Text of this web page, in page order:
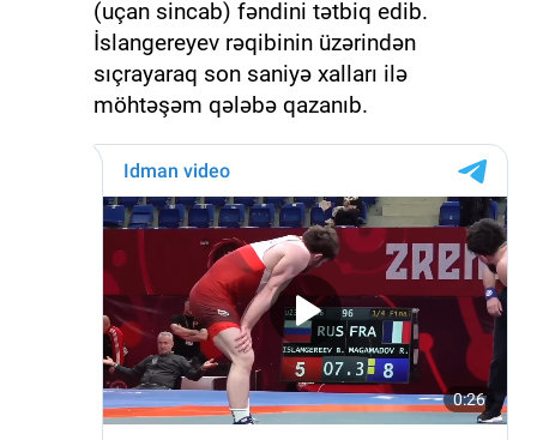
(uçan sincab) fəndini tətbiq edib.
İslangereyev rəqibinin üzərindən
sıçrayaraq son saniyə xalları ilə
möhtəşəm qələbə qazanıb.